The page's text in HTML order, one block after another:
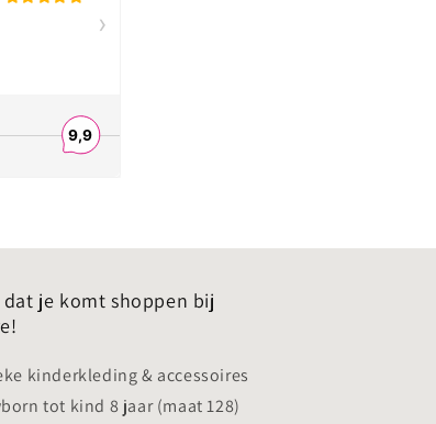
je komt shoppen bij
kinderkleding & accessoires
tot kind 8 jaar (maat 128)